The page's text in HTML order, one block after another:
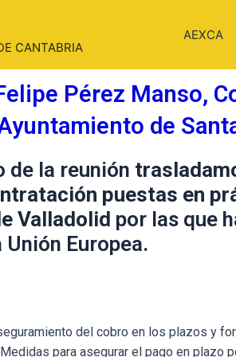
CANTABRIA
AEXCA
Pérez Manso,
de
de la reunión
puestas en
Valladolid por las que
Europea.
del cobro en los plazos y
para asegurar el pago en plazo